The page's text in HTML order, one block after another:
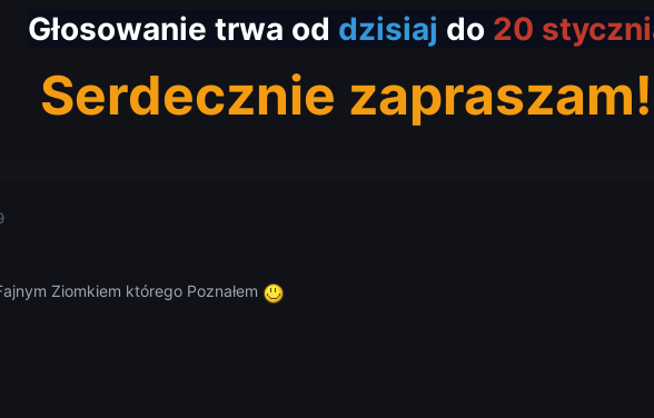
Głosowanie trwa od dzisiaj do 20
Serdecznie zapraszam!
Ziomkiem którego Poznałem